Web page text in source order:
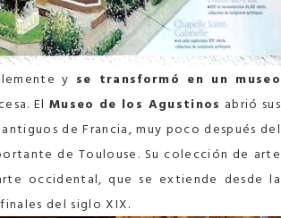
y se transformó en un museo
ElMuseo de los Agustinos abrió sus
de Francia, muy poco después del
de Toulouse. Su colección de arte
occidental, que se extiende desde la
del siglo XIX.